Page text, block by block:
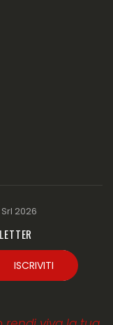
2026